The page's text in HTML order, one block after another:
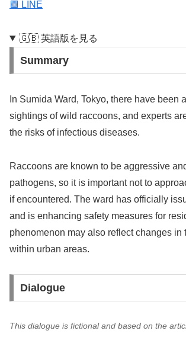
🟩 LINE
🇬🇧 英語版を見る
Summary
In Sumida Ward, Tokyo, there have been
sightings of wild raccoons, and experts
the risks of infectious diseases.
Raccoons are known to be aggressive
pathogens, so it is important not to
if encountered. The ward has officially
and is enhancing safety measures for
phenomenon may also reflect changes in
within urban areas.
Dialogue
This dialogue is fictional and based on the